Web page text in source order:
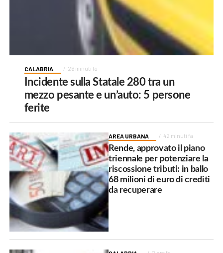
CALABRIA 26 minuti fa
Incidente sulla Statale 280 tra un
mezzo pesante e un’auto: 5 persone
ferite
AREA URBANA 42 minuti fa
Rende, approvato il piano
triennale per potenziare la
riscossione tributi: in ballo
68 milioni di euro di crediti
da recuperare